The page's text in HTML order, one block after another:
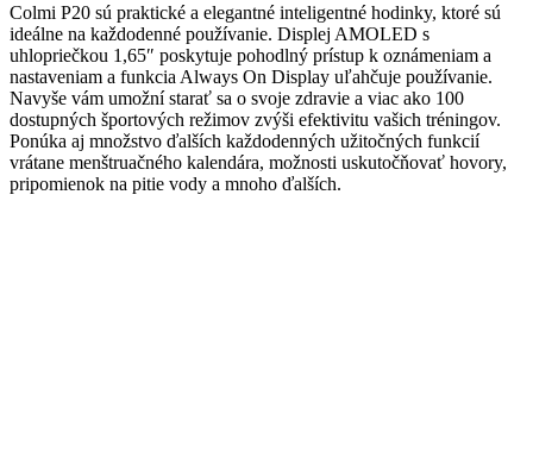
Colmi P20 sú praktické a elegantné inteligentné hodinky, ktoré sú
ideálne na každodenné používanie. Displej AMOLED s
uhlopriečkou 1,65″ poskytuje pohodlný prístup k oznámeniam a
nastaveniam a funkcia Always On Display uľahčuje používanie.
Navyše vám umožní starať sa o svoje zdravie a viac ako 100
dostupných športových režimov zvýši efektivitu vašich tréningov.
Ponúka aj množstvo ďalších každodenných užitočných funkcií
vrátane menštruačného kalendára, možnosti uskutočňovať hovory,
pripomienok na pitie vody a mnoho ďalších.